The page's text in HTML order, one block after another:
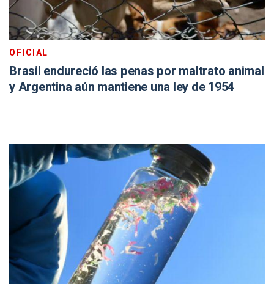
OFICIAL
Brasil endureció las penas por maltrato animal
y Argentina aún mantiene una ley de 1954